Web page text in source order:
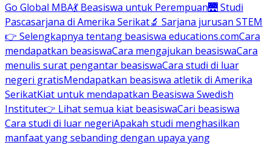
Go Global MBA💃 Beasiswa untuk Perempuan🌉 Studi
Pascasarjana di Amerika Serikat🔬 Sarjana jurusan STEM
👉 Selengkapnya tentang beasiswa educations.comCara
mendapatkan beasiswaCara mengajukan beasiswaCara
menulis surat pengantar beasiswaCara studi di luar
negeri gratisMendapatkan beasiswa atletik di Amerika
SerikatKiat untuk mendapatkan Beasiswa Swedish
Institute👉 Lihat semua kiat beasiswaCari beasiswa
Cara studi di luar negeriApakah studi menghasilkan
manfaat yang sebanding dengan upaya yang